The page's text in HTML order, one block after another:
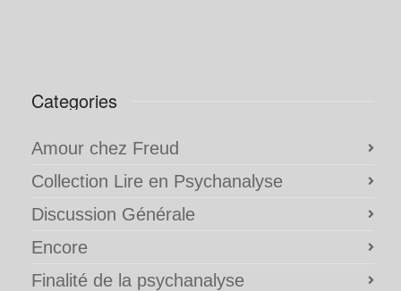
Categories
Amour chez Freud
Collection Lire en Psychanalyse
Discussion Générale
Encore
Finalité de la psychanalyse